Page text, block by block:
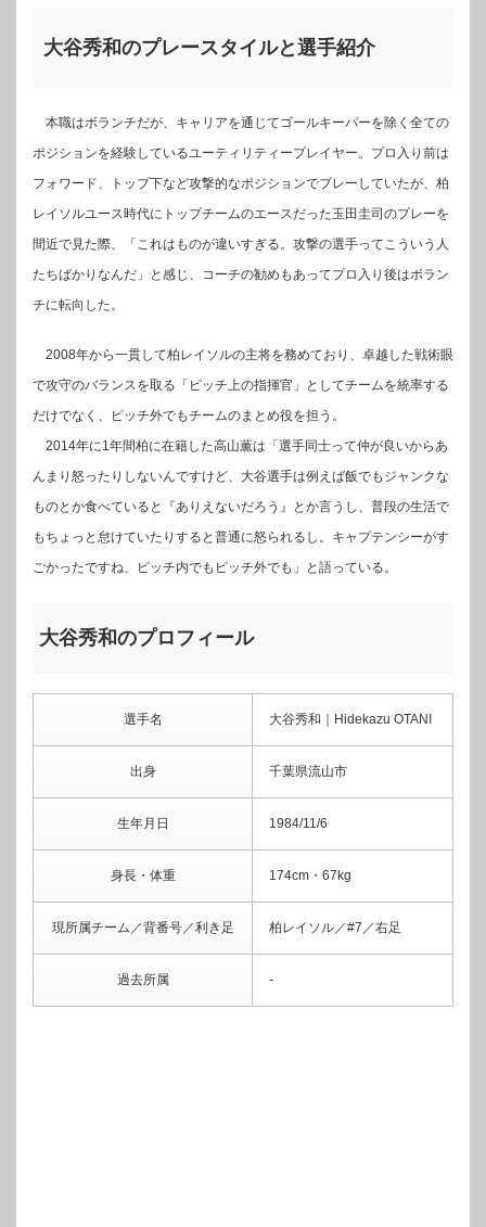
大谷秀和のプレースタイルと選手紹介
本職はボランチだが、キャリアを通じてゴールキーパーを除く全ての
ポジションを経験しているユーティリティープレイヤー。プロ入り前は
フォワード、トップ下など攻撃的なポジションでプレーしていたが、柏
レイソルユース時代にトップチームのエースだった玉田圭司のプレーを
間近で見た際、「これはものが違いすぎる。攻撃の選手ってこういう人
たちばかりなんだ」と感じ、コーチの勧めもあってプロ入り後はボラン
チに転向した。
2008年から一貫して柏レイソルの主将を務めており、卓越した戦術眼
で攻守のバランスを取る「ピッチ上の指揮官」としてチームを統率する
だけでなく、ピッチ外でもチームのまとめ役を担う。
2014年に1年間柏に在籍した高山薫は「選手同士って仲が良いからあ
んまり怒ったりしないんですけど、大谷選手は例えば飯でもジャンクな
ものとか食べていると『ありえないだろう』とか言うし、普段の生活で
もちょっと怠けていたりすると普通に怒られるし。キャプテンシーがす
ごかったですね、ピッチ内でもピッチ外でも」と語っている。
大谷秀和のプロフィール
選手名 大谷秀和｜Hidekazu OTANI
出身 千葉県流山市
生年月日 1984/11/6
身長・体重 174cm・67kg
現所属チーム／背番号／利き足 柏レイソル／#7／右足
過去所属 ‐